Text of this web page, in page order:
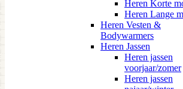
Heren Korte
Heren Lange
Heren Vesten &
Bodywarmers
Heren Jassen
Heren jassen
voorjaar/zomer
Heren jassen